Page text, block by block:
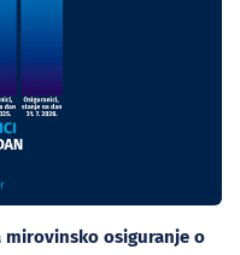
osiguranje o